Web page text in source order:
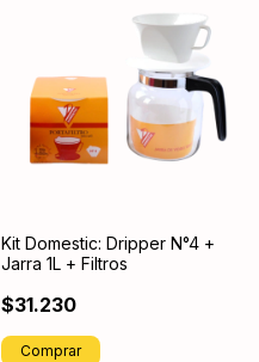
Kit Domestic: Dripper N°4 +
Jarra 1L + Filtros
$31.230
Comprar